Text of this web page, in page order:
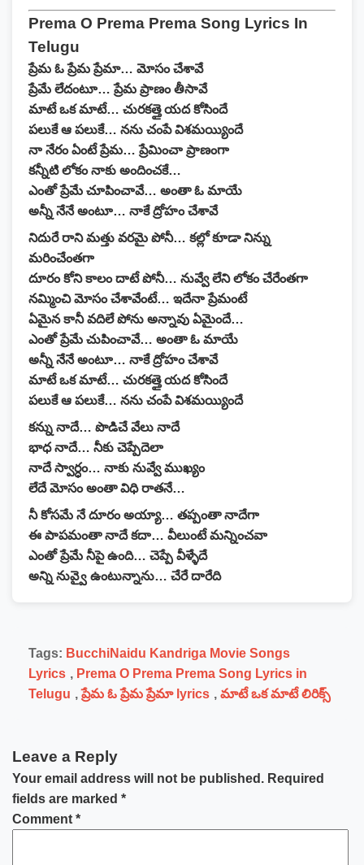
Prema O Prema Prema Song Lyrics In
Telugu
ప్రేమ ఓ ప్రేమ ప్రేమా… మోసం చేశావే
ప్రేమే లేదంటూ… ప్రేమ ప్రాణం తీసావే
మాటే ఒక మాటే… చురకత్తై యద కోసిందే
పలుకే ఆ పలుకే… నను చంపే విశమయ్యిందే
నా నేరం ఏంటే ప్రేమ… ప్రేమించా ప్రాణంగా
కన్నీటి లోకం నాకు అందించకే…
ఎంతో ప్రేమే చూపించావే… అంతా ఓ మాయే
అన్నీ నేనే అంటూ… నాకే ద్రోహం చేశావే
నిదురే రాని మత్తు వరమై పోనీ… కల్లో కూడా నిన్ను
మరించేంతగా
దూరం కోని కాలం దాటే పోనీ… నువ్వే లేని లోకం చేరేంతగా
నమ్మించి మోసం చేశావేంటే… ఇదేనా ప్రేమంటే
ఏమైన కానీ వదిలే పోను అన్నావు ఏమైందే…
ఎంతో ప్రేమే చుపించావే… అంతా ఓ మాయే
అన్నీ నేనే అంటూ… నాకే ద్రోహం చేశావే
మాటే ఒక మాటే… చురకత్తై యద కోసిందే
పలుకే ఆ పలుకే… నను చంపే విశమయ్యిందే
కన్ను నాదే… పొడిచే వేలు నాదే
భాధ నాదే… నీకు చెప్పేదెలా
నాదే స్వార్ధం… నాకు నువ్వే ముఖ్యం
లేదే మోసం అంతా విధి రాతనే…
నీ కోసమే నే దూరం అయ్యా… తప్పంతా నాదేగా
ఈ పాపమంతా నాదే కదా… వీలుంటే మన్నించవా
ఎంతో ప్రేమే నీపై ఉంది… చెప్పే వీళ్ళేదే
అన్ని నువ్వై ఉంటున్నాను… చేరే దారేది
Tags: BucchiNaidu Kandriga Movie Songs
Lyrics , Prema O Prema Prema Song Lyrics in
Telugu ,ప్రేమ ఓ ప్రేమ ప్రేమా lyrics , మాటే ఒక మాటే లిరిక్స్
Leave a Reply
Your email address will not be published. Required
fields are marked *
Comment *